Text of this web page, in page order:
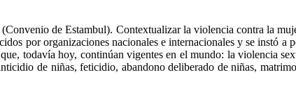
de Estambul). Contextualizar la violencia contra la
por organizaciones nacionales e internacionales y se instó
todavía hoy, continúan vigentes en el mundo: la violencia
de niñas, feticidio, abandono deliberado de niñas,